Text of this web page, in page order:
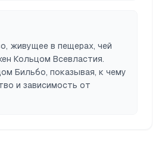
живущее в пещерах, чей
Кольцом Всевластия.
Бильбо, показывая, к чему
и зависимость от